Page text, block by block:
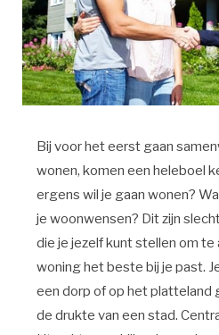
Bij voor het eerst gaan
wonen, komen een heleboel
ergens wil je gaan wonen?
je woonwensen? Dit zijn
die je jezelf kunt stellen om
woning het beste bij je past.
een dorp of op het platteland
de drukte van een stad.